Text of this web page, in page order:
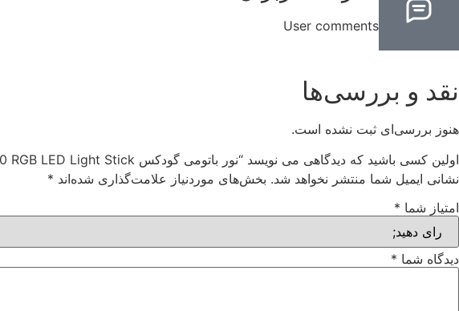
User comments
نقد و بررسی‌ها
هنوز بررسی‌ای ثبت نشده است.
اولین کسی باشید که دیدگاهی می نویسد “نور باتومی گودکس Godox LC1000 RGB LED Light Stick”
نشانی ایمیل شما منتشر نخواهد شد. بخش‌های موردنیاز علامت‌گذاری شده‌اند *
امتیاز شما *
دیدگاه شما *